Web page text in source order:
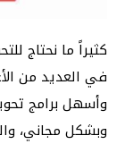
كثيراً ما نحتاج
في العديد من
وأسهل برامج
وبشكل مجاني،